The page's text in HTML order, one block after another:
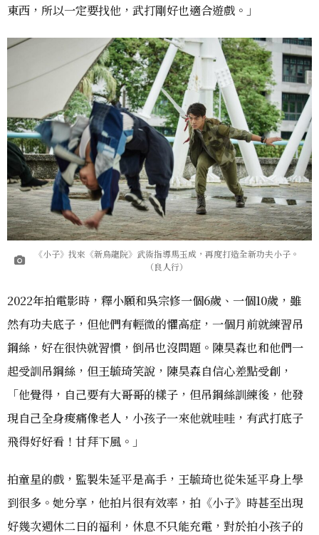
東西，所以一定要找他，武打剛好也適合遊戲。」
《小子》找來《新烏龍院》武術指導馬玉成，再度打造全新功夫小子。
（良人行）
2022年拍電影時，釋小願和吳宗修一個6歲、一個10歲，雖
然有功夫底子，但他們有輕微的懼高症，一個月前就練習吊
鋼絲，好在很快就習慣，倒吊也沒問題。陳昊森也和他們一
起受訓吊鋼絲，但王毓琦笑說，陳昊森自信心差點受創，
「他覺得，自己要有大哥哥的樣子，但吊鋼絲訓練後，他發
現自己全身痠痛像老人，小孩子一來他就哇哇，有武打底子
飛得好好看！甘拜下風。」
拍童星的戲，監製朱延平是高手，王毓琦也從朱延平身上學
到很多。她分享，他拍片很有效率，拍《小子》時甚至出現
好幾次週休二日的福利，休息不只能充電，對於拍小孩子的